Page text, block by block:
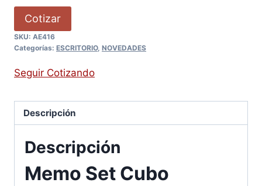
Cotizar
SKU: AE416
Categorías: ESCRITORIO, NOVEDADES
Seguir Cotizando
Descripción
Descripción
Memo Set Cubo